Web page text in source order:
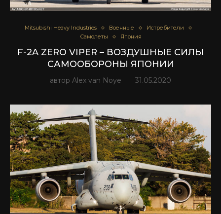
Mitsubishi Heavy Industries Военные
Истребители
Самолеты
Япония
F-2A ZERO VIPER – ВОЗДУШНЫЕ СИЛЫ
САМООБОРОНЫ ЯПОНИИ
автор Alex van Noye 31.05.2020